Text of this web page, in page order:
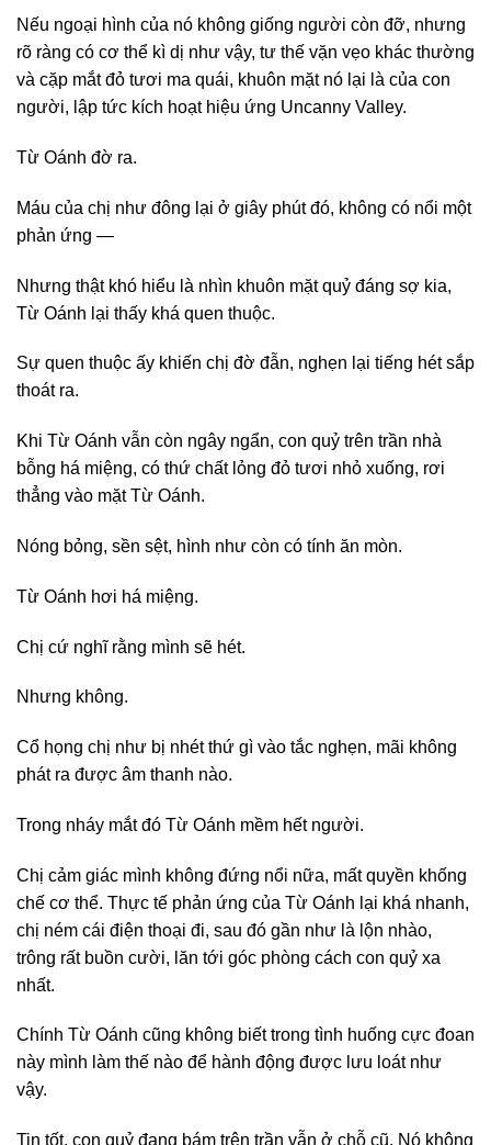
Nếu ngoại hình của nó không giống người còn đỡ, nhưng
rõ ràng có cơ thể kì dị như vậy, tư thế vặn vẹo khác thường
và cặp mắt đỏ tươi ma quái, khuôn mặt nó lại là của con
người, lập tức kích hoạt hiệu ứng Uncanny Valley.
Từ Oánh đờ ra.
Máu của chị như đông lại ở giây phút đó, không có nổi một
phản ứng —
Nhưng thật khó hiểu là nhìn khuôn mặt quỷ đáng sợ kia,
Từ Oánh lại thấy khá quen thuộc.
Sự quen thuộc ấy khiến chị đờ đẫn, nghẹn lại tiếng hét sắp
thoát ra.
Khi Từ Oánh vẫn còn ngây ngẩn, con quỷ trên trần nhà
bỗng há miệng, có thứ chất lỏng đỏ tươi nhỏ xuống, rơi
thẳng vào mặt Từ Oánh.
Nóng bỏng, sền sệt, hình như còn có tính ăn mòn.
Từ Oánh hơi há miệng.
Chị cứ nghĩ rằng mình sẽ hét.
Nhưng không.
Cổ họng chị như bị nhét thứ gì vào tắc nghẹn, mãi không
phát ra được âm thanh nào.
Trong nháy mắt đó Từ Oánh mềm hết người.
Chị cảm giác mình không đứng nổi nữa, mất quyền khống
chế cơ thể. Thực tế phản ứng của Từ Oánh lại khá nhanh,
chị ném cái điện thoại đi, sau đó gần như là lộn nhào,
trông rất buồn cười, lăn tới góc phòng cách con quỷ xa
nhất.
Chính Từ Oánh cũng không biết trong tình huống cực đoan
này mình làm thế nào để hành động được lưu loát như
vậy.
Tin tốt, con quỷ đang bám trên trần vẫn ở chỗ cũ. Nó không